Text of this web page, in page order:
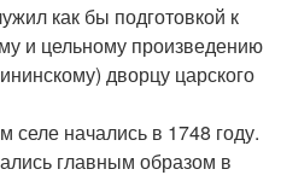
как бы подготовкой к
и цельному произведению
дворцу царского
селе начались в 1748 году.
главным образом в